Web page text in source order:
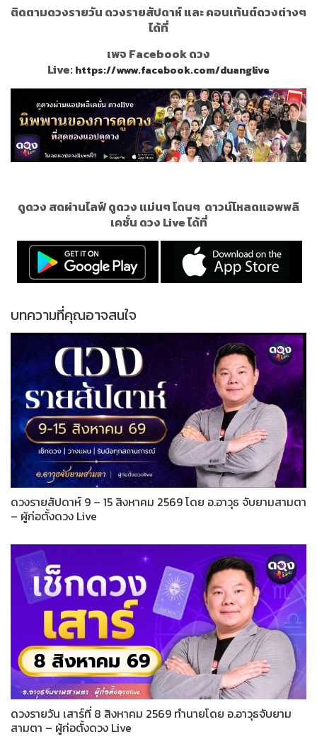
ติดตามดวงรายวัน ดวงรายสัปดาห์ และ คอนเท้นต์ดวงต่างๆ
ได้ที่
เพจ Facebook ดวง
Live:https://www.facebook.com/duanglive
ดูดวง สดผ่านไลฟ์ ดูดวง แม่นๆ โดนๆ ดาวน์โหลดแอพพลิ
เคชั่น ดวง Live ได้ที่
บทความที่คุณอาจสนใจ
ดวงรายสัปดาห์ 9 – 15 สิงหาคม 2569 โดย อ.อาวุธ จับยามสามตา
– ผู้ก่อตั้งดวง Live
ดวงรายวัน เสาร์ที่ 8 สิงหาคม 2569 ทำนายโดย อ.อาวุธจับยาม
สามตา – ผู้ก่อตั้งดวง Live